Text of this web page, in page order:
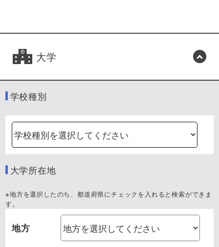
大学
学校種別
大学所在地
※地方を選択したのち、都道府県にチェックを入れると検索ができま
す。
地方